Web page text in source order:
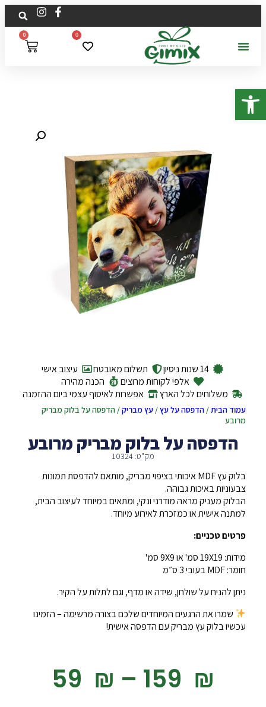
פתח סרגל נגישות
0
0
14 שנות ניסיון תשלום מאובטח
עיצוב אישי
אלפי לקוחות מרוצים
הכנה מהירה
משלוחים לכל הארץ
אפשרות לאיסוף עצמי ביום ההזמנה
עמוד הבית/הדפסה על עץ/עץ מבריק/ הדפסה על בלוק מבריק
מרובע
הדפסה על בלוק מבריק מרובע
מק"ט: 10324
בלוק עץ MDF איכותי בציפוי מבריק, מותאם להדפסת תמונות
צבעוניות באיכות גבוהה.
הבלוק מעניק מראה מודרני ונקי, ומתאים במיוחד לעיצוב הבית,
למתנה אישית או כמזכרת לאירוע מיוחד.
פרטים טכניים:
מידות: 19X19 סמ' או 9X9 סמ'
חומר: MDF בעובי 3 ס״מ
ניתן להניח על שולחן, שידה או מדף, וגם לתלות על הקיר.
שמרו את הרגעים המיוחדים שלכם בצורה מרשימה – הזמינו
עכשיו בלוק עץ מבריק עם הדפסה אישית!
‎59 ₪ – ‎159 ₪